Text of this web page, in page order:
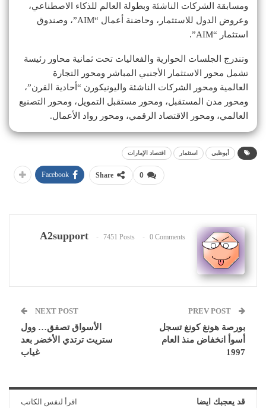
ومسابقة الشركات الناشئة وبطولة العالم للذكاء الاصطناعي،
وعروض الدول للاستثمار، وحاضنة أعمال “AIM”، وصندوق
استثمار “AIM”.
وتندرج الجلسات الحوارية والفعاليات تحت ثمانية محاور رئيسة
تشمل محور الاستثمار الأجنبي المباشر ومحور التجارة
العالمية ومحور الشركات الناشئة واليونيكورن “أحادية القرن”،
ومحور مدن المستقبل، ومحور مستقبل التمويل، ومحور التصنيع
العالمي، ومحور الاقتصاد الرقمي، ومحور رواد الأعمال.
أبوظبي استثمار اقتصاد الإمارات
0
Share
Facebook
A2support 7451 Posts 0 Comments
بورصة هونغ كونغ تسجل
أسوأ انخفاض منذ العام
1997
NEXT POST
الأسواق تصفق… وول
ستريت ترتدي الأخضر بعد
غياب
قد يعجبك ايضا اقرأ لنفس الكاتب